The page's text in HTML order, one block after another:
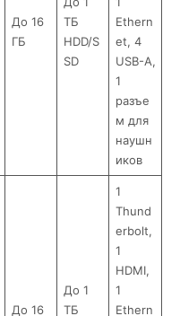
До 16
ГБ
ТБ
HDD/S
SD
Ethern
et, 4
USB-A,
1
разъе
м для
наушн
иков
До 16
До 1
ТБ
1
Thund
erbolt,
1
HDMI,
1
Ethern